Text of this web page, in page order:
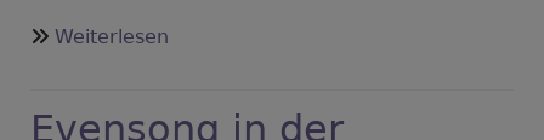
Weiterlesen
Friedensdekade
Evensong in der